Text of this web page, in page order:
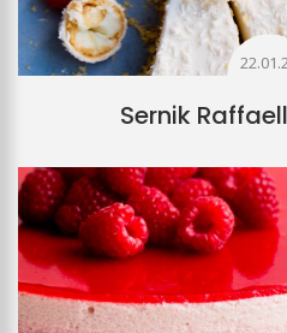
Sernik